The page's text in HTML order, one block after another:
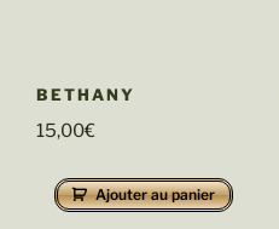
BETHANY
15,00€
Ajouter au panier